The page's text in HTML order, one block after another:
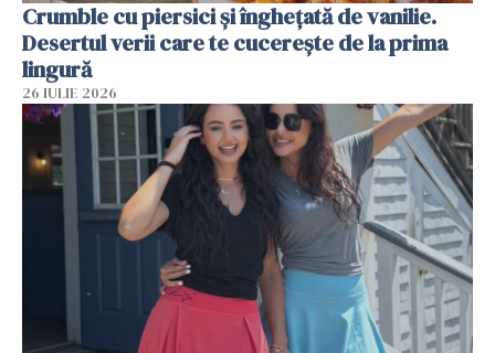
Crumble cu piersici și înghețată de vanilie.
Desertul verii care te cucerește de la prima
lingură
26 IULIE 2026